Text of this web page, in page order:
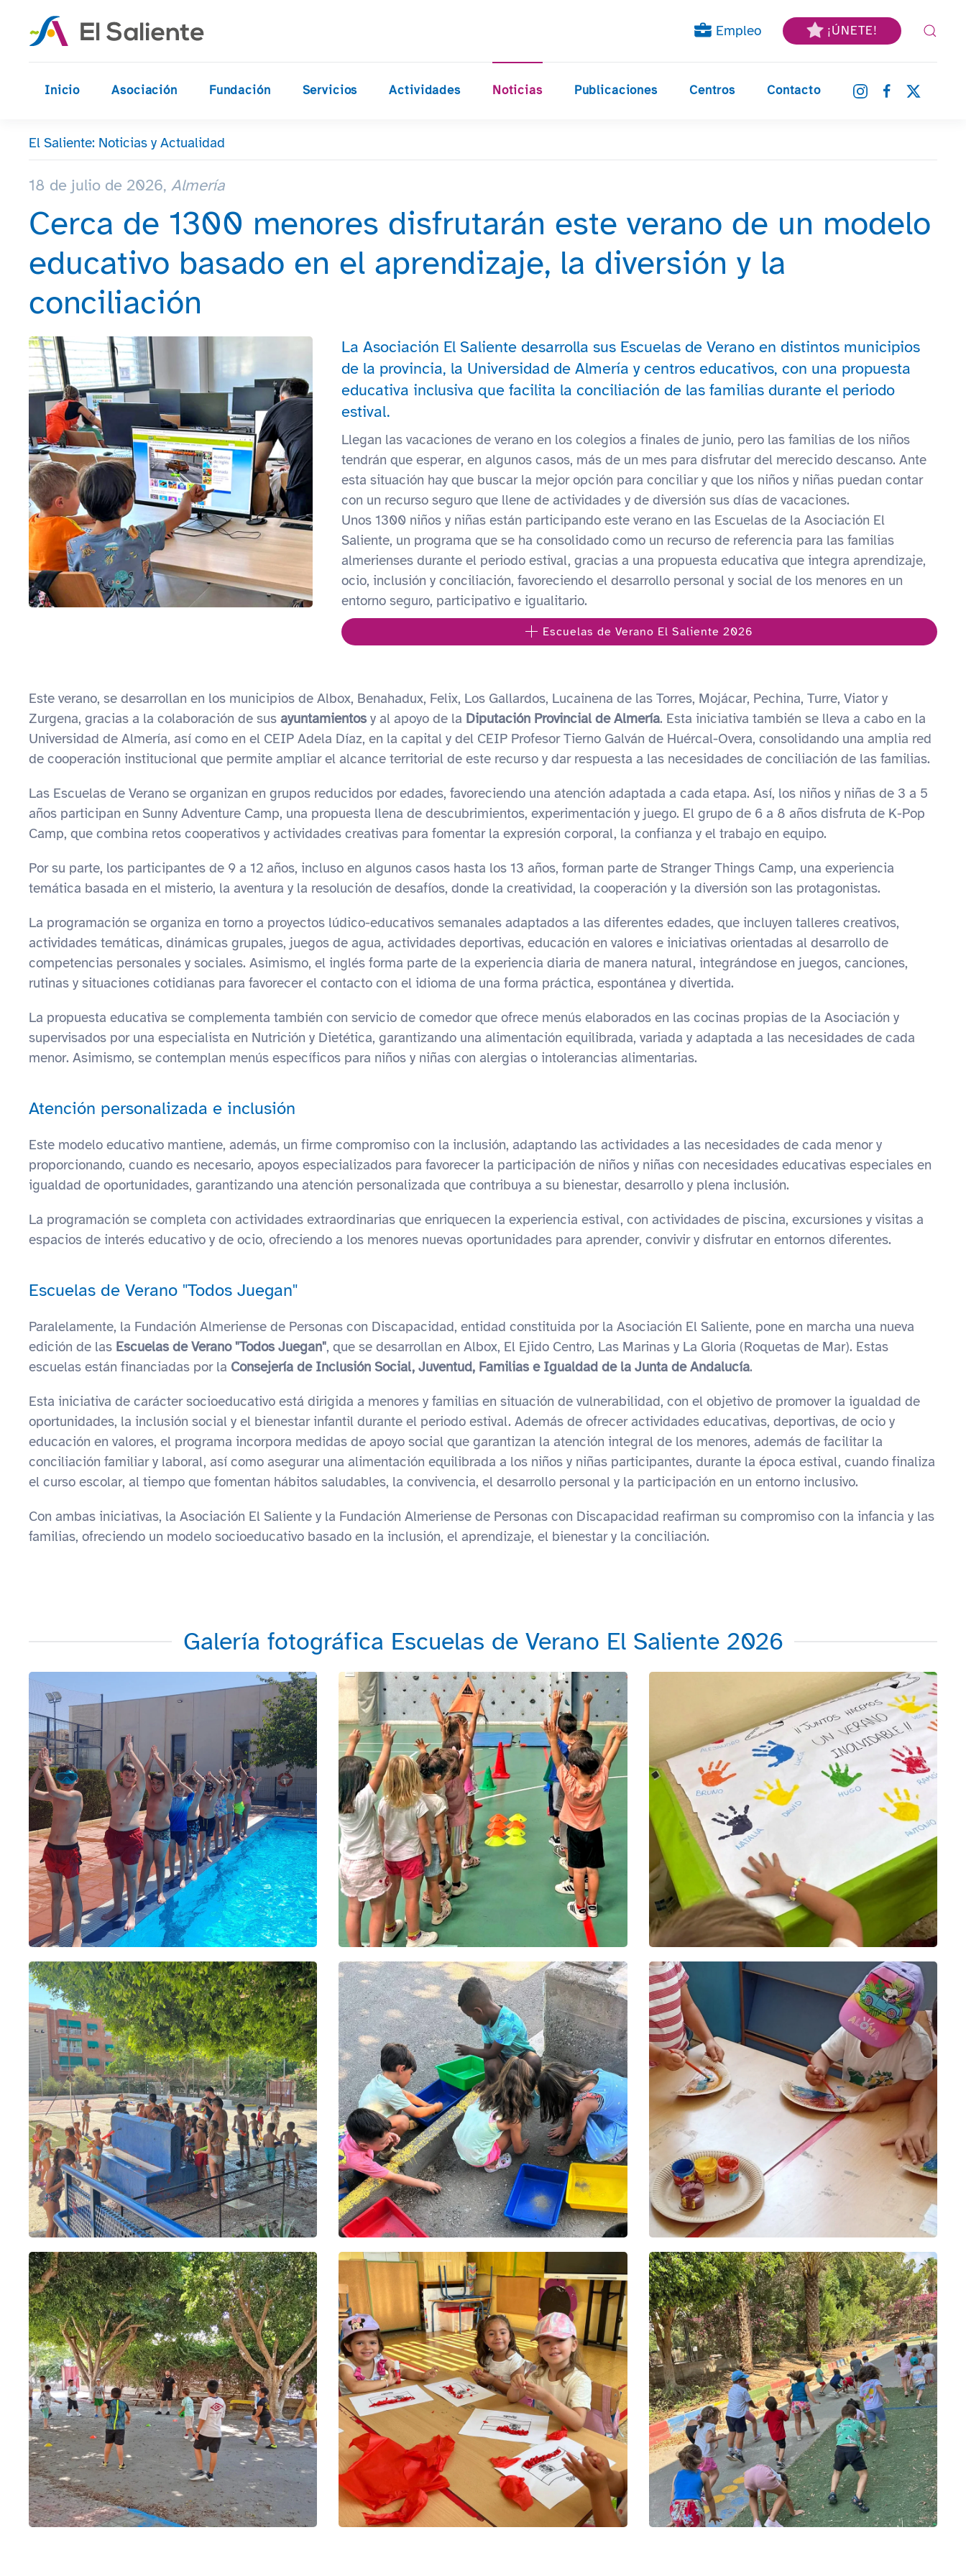
Skip to main content
Empleo ¡ÚNETE!
Inicio Asociación Fundación Servicios Actividades Noticias Publicaciones Centros Contacto
El Saliente: Noticias y Actualidad
18 de julio de 2026, Almería
Cerca de 1300 menores disfrutarán este verano de un modelo
educativo basado en el aprendizaje, la diversión y la
conciliación
La Asociación El Saliente desarrolla sus Escuelas de Verano en distintos municipios
de la provincia, la Universidad de Almería y centros educativos, con una propuesta
educativa inclusiva que facilita la conciliación de las familias durante el periodo
estival.
Llegan las vacaciones de verano en los colegios a finales de junio, pero las familias de los niños
tendrán que esperar, en algunos casos, más de un mes para disfrutar del merecido descanso. Ante
esta situación hay que buscar la mejor opción para conciliar y que los niños y niñas puedan contar
con un recurso seguro que llene de actividades y de diversión sus días de vacaciones.
Unos 1300 niños y niñas están participando este verano en las Escuelas de la Asociación El
Saliente, un programa que se ha consolidado como un recurso de referencia para las familias
almerienses durante el periodo estival, gracias a una propuesta educativa que integra aprendizaje,
ocio, inclusión y conciliación, favoreciendo el desarrollo personal y social de los menores en un
entorno seguro, participativo e igualitario.
Escuelas de Verano El Saliente 2026
Este verano, se desarrollan en los municipios de Albox, Benahadux, Felix, Los Gallardos, Lucainena de las Torres, Mojácar, Pechina, Turre, Viator y
Zurgena, gracias a la colaboración de sus ayuntamientos y al apoyo de la Diputación Provincial de Almería. Esta iniciativa también se lleva a cabo en la
Universidad de Almería, así como en el CEIP Adela Díaz, en la capital y del CEIP Profesor Tierno Galván de Huércal-Overa, consolidando una amplia red
de cooperación institucional que permite ampliar el alcance territorial de este recurso y dar respuesta a las necesidades de conciliación de las familias.
Las Escuelas de Verano se organizan en grupos reducidos por edades, favoreciendo una atención adaptada a cada etapa. Así, los niños y niñas de 3 a 5
años participan en Sunny Adventure Camp, una propuesta llena de descubrimientos, experimentación y juego. El grupo de 6 a 8 años disfruta de K-Pop
Camp, que combina retos cooperativos y actividades creativas para fomentar la expresión corporal, la confianza y el trabajo en equipo.
Por su parte, los participantes de 9 a 12 años, incluso en algunos casos hasta los 13 años, forman parte de Stranger Things Camp, una experiencia
temática basada en el misterio, la aventura y la resolución de desafíos, donde la creatividad, la cooperación y la diversión son las protagonistas.
La programación se organiza en torno a proyectos lúdico-educativos semanales adaptados a las diferentes edades, que incluyen talleres creativos,
actividades temáticas, dinámicas grupales, juegos de agua, actividades deportivas, educación en valores e iniciativas orientadas al desarrollo de
competencias personales y sociales. Asimismo, el inglés forma parte de la experiencia diaria de manera natural, integrándose en juegos, canciones,
rutinas y situaciones cotidianas para favorecer el contacto con el idioma de una forma práctica, espontánea y divertida.
La propuesta educativa se complementa también con servicio de comedor que ofrece menús elaborados en las cocinas propias de la Asociación y
supervisados por una especialista en Nutrición y Dietética, garantizando una alimentación equilibrada, variada y adaptada a las necesidades de cada
menor. Asimismo, se contemplan menús específicos para niños y niñas con alergias o intolerancias alimentarias.
Atención personalizada e inclusión
Este modelo educativo mantiene, además, un firme compromiso con la inclusión, adaptando las actividades a las necesidades de cada menor y
proporcionando, cuando es necesario, apoyos especializados para favorecer la participación de niños y niñas con necesidades educativas especiales en
igualdad de oportunidades, garantizando una atención personalizada que contribuya a su bienestar, desarrollo y plena inclusión.
La programación se completa con actividades extraordinarias que enriquecen la experiencia estival, con actividades de piscina, excursiones y visitas a
espacios de interés educativo y de ocio, ofreciendo a los menores nuevas oportunidades para aprender, convivir y disfrutar en entornos diferentes.
Escuelas de Verano "Todos Juegan"
Paralelamente, la Fundación Almeriense de Personas con Discapacidad, entidad constituida por la Asociación El Saliente, pone en marcha una nueva
edición de las Escuelas de Verano "Todos Juegan", que se desarrollan en Albox, El Ejido Centro, Las Marinas y La Gloria (Roquetas de Mar). Estas
escuelas están financiadas por la Consejería de Inclusión Social, Juventud, Familias e Igualdad de la Junta de Andalucía.
Esta iniciativa de carácter socioeducativo está dirigida a menores y familias en situación de vulnerabilidad, con el objetivo de promover la igualdad de
oportunidades, la inclusión social y el bienestar infantil durante el periodo estival. Además de ofrecer actividades educativas, deportivas, de ocio y
educación en valores, el programa incorpora medidas de apoyo social que garantizan la atención integral de los menores, además de facilitar la
conciliación familiar y laboral, así como asegurar una alimentación equilibrada a los niños y niñas participantes, durante la época estival, cuando finaliza
el curso escolar, al tiempo que fomentan hábitos saludables, la convivencia, el desarrollo personal y la participación en un entorno inclusivo.
Con ambas iniciativas, la Asociación El Saliente y la Fundación Almeriense de Personas con Discapacidad reafirman su compromiso con la infancia y las
familias, ofreciendo un modelo socioeducativo basado en la inclusión, el aprendizaje, el bienestar y la conciliación.
Galería fotográfica Escuelas de Verano El Saliente 2026